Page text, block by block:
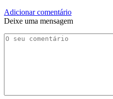
Adicionar comentário
Deixe uma mensagem